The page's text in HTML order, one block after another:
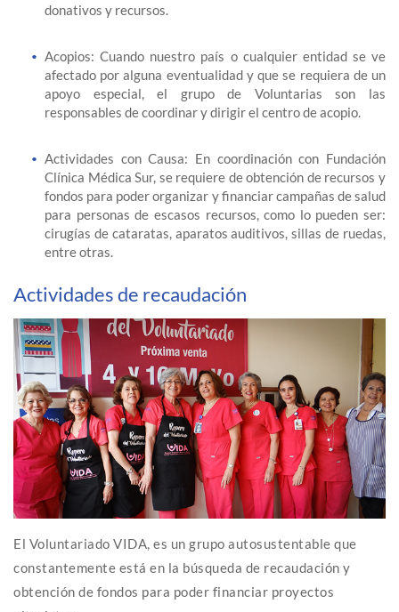
donativos y recursos.
Acopios: Cuando nuestro país o cualquier entidad se ve
afectado por alguna eventualidad y que se requiera de un
apoyo especial, el grupo de Voluntarias son las
responsables de coordinar y dirigir el centro de acopio.
Actividades con Causa: En coordinación con Fundación
Clínica Médica Sur, se requiere de obtención de recursos y
fondos para poder organizar y financiar campañas de salud
para personas de escasos recursos, como lo pueden ser:
cirugías de cataratas, aparatos auditivos, sillas de ruedas,
entre otras.
Actividades de recaudación
El Voluntariado VIDA, es un grupo autosustentable que
constantemente está en la búsqueda de recaudación y
obtención de fondos para poder financiar proyectos